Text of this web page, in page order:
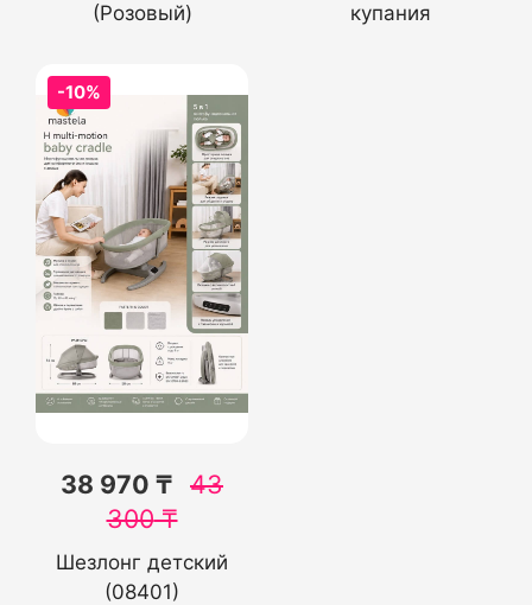
(Розовый)
купания
-10%
38 970 ₸ 43
300₸
Шезлонг детский
(08401)